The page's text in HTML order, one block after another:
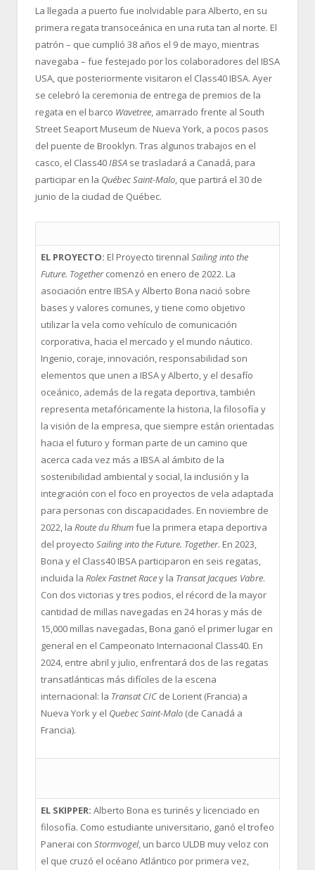
La llegada a puerto fue inolvidable para Alberto, en su
primera regata transoceánica en una ruta tan al norte. El
patrón – que cumplió 38 años el 9 de mayo, mientras
navegaba – fue festejado por los colaboradores del IBSA
USA, que posteriormente visitaron el Class40 IBSA. Ayer
se celebró la ceremonia de entrega de premios de la
regata en el barco Wavetree , amarrado frente al South
Street Seaport Museum de Nueva York, a pocos pasos
del puente de Brooklyn. Tras algunos trabajos en el
casco, el Class40 IBSA se trasladará a Canadá, para
participar en la Québec Saint-Malo , que partirá el 30 de
junio de la ciudad de Québec.
EL PROYECTO: El Proyecto tirennal Sailing into the
Future. Togethercomenzó en enero de 2022. La
asociación entre IBSA y Alberto Bona nació sobre
bases y valores comunes, y tiene como objetivo
utilizar la vela como vehículo de comunicación
corporativa, hacia el mercado y el mundo náutico.
Ingenio, coraje, innovación, responsabilidad son
elementos que unen a IBSA y Alberto, y el desafío
oceánico, además de la regata deportiva, también
representa metafóricamente la historia, la filosofía y
la visión de la empresa, que siempre están orientadas
hacia el futuro y forman parte de un camino que
acerca cada vez más a IBSA al ámbito de la
sostenibilidad ambiental y social, la inclusión y la
integración con el foco en proyectos de vela adaptada
para personas con discapacidades. En noviembre de
2022, la Route du Rhumfue la primera etapa deportiva
del proyecto Sailing into the Future. Together. En 2023,
Bona y el Class40 IBSA participaron en seis regatas,
incluida la Rolex Fastnet Racey la Transat Jacques Vabre.
Con dos victorias y tres podios, el récord de la mayor
cantidad de millas navegadas en 24 horas y más de
15,000 millas navegadas, Bona ganó el primer lugar en
general en el Campeonato Internacional Class40. En
2024, entre abril y julio, enfrentará dos de las regatas
transatlánticas más difíciles de la escena
internacional: la Transat CIC de Lorient (Francia) a
Nueva York y el Quebec Saint-Malo (de Canadá a
Francia).
EL SKIPPER: Alberto Bona es turinés y licenciado en
filosofía. Como estudiante universitario, ganó el trofeo
Panerai con Stormvogel, un barco ULDB muy veloz con
el que cruzó el océano Atlántico por primera vez,